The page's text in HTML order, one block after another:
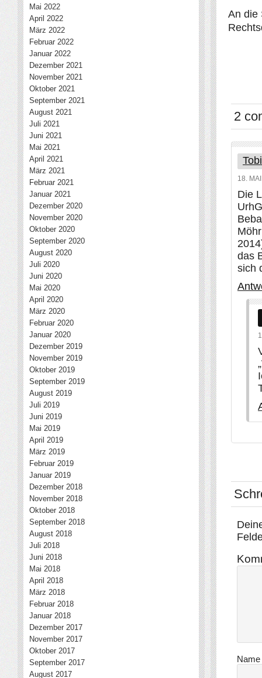
An die
2
18.
Die
das
sich
Name
Mai 2022
April 2022
März 2022
Februar 2022
Januar 2022
Dezember 2021
November 2021
Oktober 2021
September 2021
August 2021
Juli 2021
Juni 2021
Mai 2021
April 2021
März 2021
Februar 2021
Januar 2021
Dezember 2020
November 2020
Oktober 2020
September 2020
August 2020
Juli 2020
Juni 2020
Mai 2020
April 2020
März 2020
Februar 2020
Januar 2020
Dezember 2019
November 2019
Oktober 2019
September 2019
August 2019
Juli 2019
Juni 2019
Mai 2019
April 2019
März 2019
Februar 2019
Januar 2019
Dezember 2018
November 2018
Oktober 2018
September 2018
August 2018
Juli 2018
Juni 2018
Mai 2018
April 2018
März 2018
Februar 2018
Januar 2018
Dezember 2017
November 2017
Oktober 2017
September 2017
August 2017